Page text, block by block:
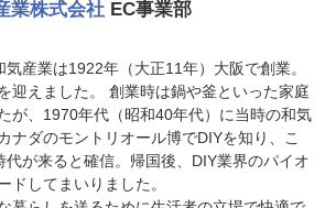
業株式会社 EC事業部
産業は1922年（大正11年）大阪で創業。
迎えました。 創業時は鍋や釜といった家庭
が、1970年代（昭和40年代）に当時の和気
ナダのモントリオール博でDIYを知り、こ
が来ると確信。帰国後、DIY業界のパイオ
ドしてまいりました。